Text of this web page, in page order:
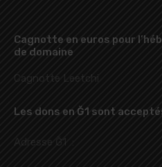
Cagnotte en euros pour
de domaine
Cagnotte Leetchi
Les dons en Ğ1 sont
Adresse Ğ1 :